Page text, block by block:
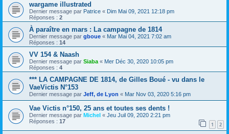
wargame illustrated
Dernier message par Patrice « Dim Mai 09, 2021 12:18 pm
Réponses : 2
À paraître en mars : La campagne de 1814
Dernier message par gboue « Mar Mai 04, 2021 7:02 am
Réponses : 14
VV 154 & Naash
Dernier message par Siaba« Mer Déc 30, 2020 10:05 pm
Réponses : 4
*** LA CAMPAGNE DE 1814, de Gilles Boué - vu dans le
VaeVictis N°153
Dernier message par Jeff, de Lyon « Mar Nov 03, 2020 5:16 pm
Vae Victis n°150, 25 ans et toutes ses dents !
Dernier message par Michel « Jeu Juil 09, 2020 2:21 pm
Réponses : 17 1 2